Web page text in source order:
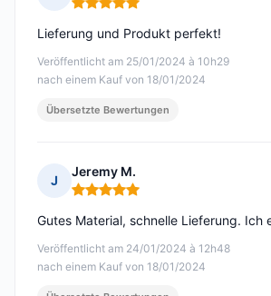
Hinweis: 5 von 5
Veröffentlicht am 25/01/2024 à 10h29
nach einem Kauf von 18/01/2024
Lieferung und Produkt perfekt!
Übersetzte Bewertungen
J
Jeremy M.
Hinweis: 5 von 5
Veröffentlicht am 24/01/2024 à 12h48
nach einem Kauf von 18/01/2024
Gutes Material, schnelle Lieferung. Ich